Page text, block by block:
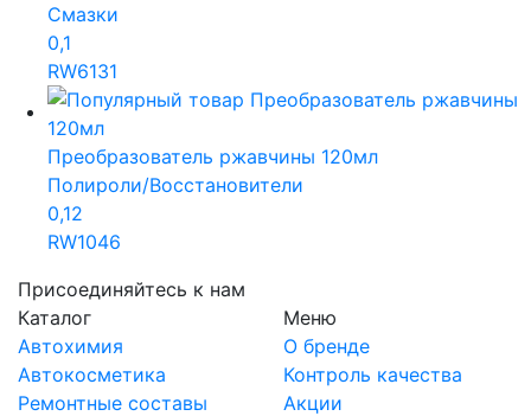
Смазки
0,1
RW6131
Преобразователь ржавчины 120мл
Полироли/Восстановители
0,12
RW1046
Каталог
Автохимия
Автокосметика
Ремонтные составы
Меню
О бренде
Контроль качества
Акции
Присоединяйтесь к нам